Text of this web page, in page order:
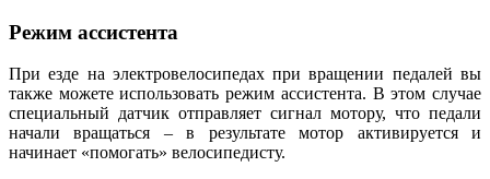
Режим ассистента
При езде на электровелосипедах при вращении педалей вы
также можете использовать режим ассистента. В этом случае
специальный датчик отправляет сигнал мотору, что педали
начали вращаться – в результате мотор активируется и
начинает «помогать» велосипедисту.